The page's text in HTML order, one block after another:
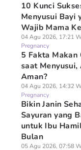
10 Kunci
Menyusui Bayi
Wajib Mama
04 Agu 2026, 17:21
Pregnancy
5 Fakta Makan
saat Menyusui,
Aman?
04 Agu 2026, 14:32
Pregnancy
Bikin Janin
Sayuran yang
untuk Ibu
Bulan
05 Agu 2026, 07:58